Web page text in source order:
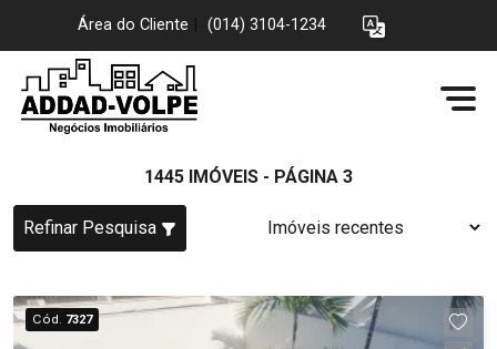
Área do Cliente (014) 3104-1234
1445 IMÓVEIS - PÁGINA 3
Refinar Pesquisa
Cód. 7327